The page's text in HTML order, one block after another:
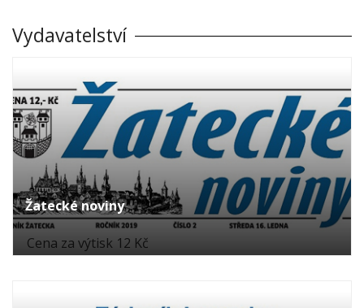
Vydavatelství
Žatecké noviny
Cena za výtisk 12 Kč